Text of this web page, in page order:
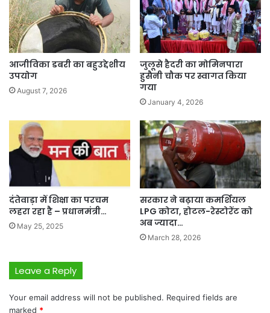
आजीविका डबरी का बहुउद्देशीय
उपयोग
August 7, 2026
जुलूसे हैदरी का मोमिनपारा
हुसैनी चौक पर स्वागत किया
गया
January 4, 2026
दंतेवाड़ा में शिक्षा का परचम
लहरा रहा है – प्रधानमंत्री…
May 25, 2025
सरकार ने बढ़ाया कमर्शियल
LPG कोटा, होटल-रेस्टोरेंट को
अब ज्यादा…
March 28, 2026
Leave a Reply
Your email address will not be published. Required fields are
marked *